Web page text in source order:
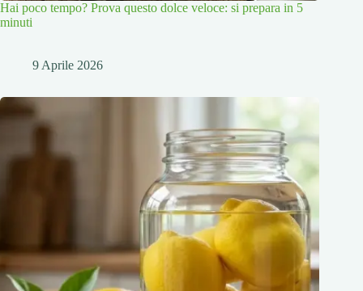
Hai poco tempo? Prova questo dolce veloce: si prepara in 5
minuti
9 Aprile 2026